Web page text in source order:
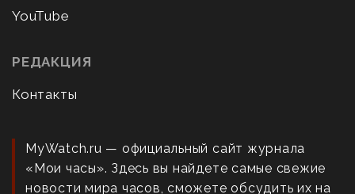
YouTube
РЕДАКЦИЯ
Контакты
MyWatch.ru — официальный сайт журнала
«Мои часы». Здесь вы найдете самые свежие
новости мира часов, сможете обсудить их на